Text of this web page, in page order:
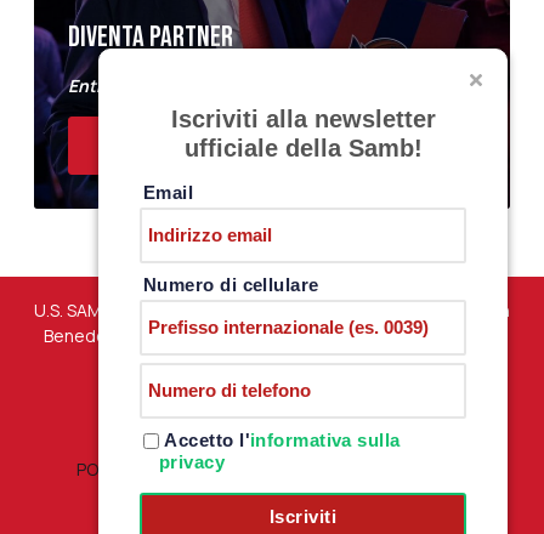
DIVENTA PARTNER
Entra a far parte del Samb Business Club
ACQUISTA I BIGLIETTI
U.S. SAMBENEDETTESE – Via Martiri di Marzabotto snc – San
Benedetto del Tronto (AP) – P.iva 01198610444 –
POLICY
Iscriviti alla newsletter
ufficiale della Samb!
Email
Numero di cellulare
Accetto l'informativa sulla
privacy
Iscriviti
POLITICA RESI E RIMBORSI